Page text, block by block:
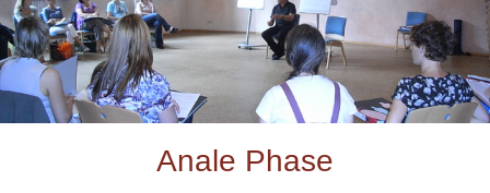
Anale Phase